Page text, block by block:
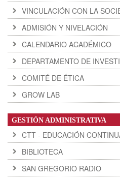
VINCULACIÓN CON LA
ADMISIÓN Y NIVELACIÓN
CALENDARIO ACADÉMICO
DEPARTAMENTO DE
COMITÉ DE ÉTICA
GROW LAB
GESTIÓN ADMINISTRATIVA
CTT - EDUCACIÓN
BIBLIOTECA
SAN GREGORIO RADIO